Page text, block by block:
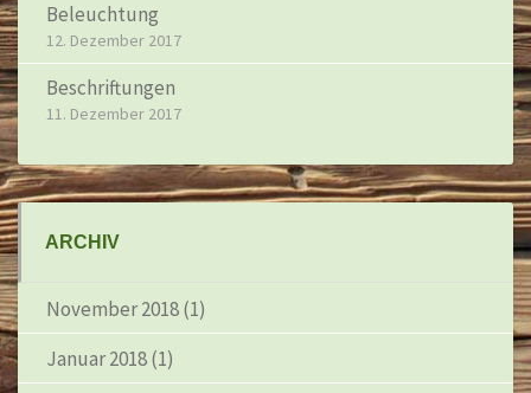
Beleuchtung
12. Dezember 2017
Beschriftungen
11. Dezember 2017
ARCHIV
November 2018(1)
Januar 2018(1)